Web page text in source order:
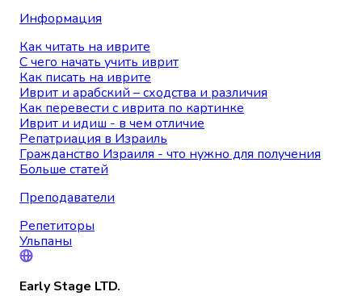
Информация
Как читать на иврите
С чего начать учить иврит
Как писать на иврите
Иврит и арабский – сходства и различия
Как перевести с иврита по картинке
Иврит и идиш - в чем отличие
Репатриация в Израиль
Гражданство Израиля - что нужно для получения
Больше статей
Преподаватели
Репетиторы
Ульпаны
Early Stage LTD.